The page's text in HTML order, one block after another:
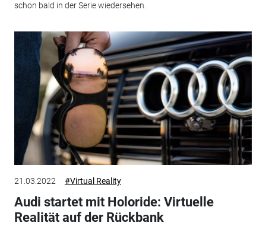
schon bald in der Serie wiedersehen.
21.03.2022 #Virtual Reality
Audi startet mit Holoride: Virtuelle
Realität auf der Rückbank